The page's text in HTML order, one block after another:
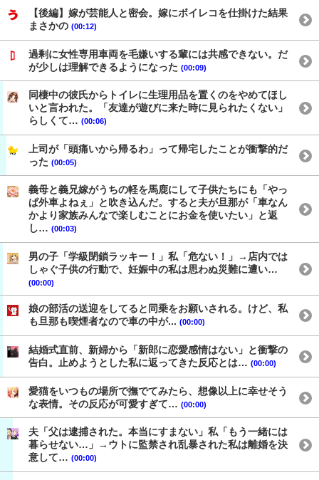
【後編】嫁が芸能人と密会。嫁にボイレコを仕掛けた結果
まさかの (00:12)
過剰に女性専用車両を毛嫌いする輩には共感できない。だ
が少しは理解できるようになった (00:09)
同棲中の彼氏からトイレに生理用品を置くのをやめてほし
いと言われた。「友達が遊びに来た時に見られたくない」
らしくて… (00:06)
上司が「頭痛いから帰るわ」って帰宅したことが衝撃的だ
った (00:05)
義母と義兄嫁がうちの軽を馬鹿にして子供たちにも「やっ
ぱ外車よねぇ」と吹き込んだ。すると夫が旦那が「車なん
かより家族みんなで楽しむことにお金を使いたい」と返
し… (00:03)
男の子「学級閉鎖ラッキー！」私「危ない！」→店内では
しゃぐ子供の行動で、妊娠中の私は思わぬ災難に遭い…
(00:00)
娘の部活の送迎をしてると同乗をお願いされる。けど、私
も旦那も喫煙者なので車の中が... (00:00)
結婚式直前、新婦から「新郎に恋愛感情はない」と衝撃の
告白。止めようとした私に返ってきた反応とは… (00:00)
愛猫をいつもの場所で撫でてみたら、想像以上に幸せそう
な表情。その反応が可愛すぎて… (00:00)
夫「父は逮捕された。本当にすまない」私「もう一緒には
暮らせない…」→ウトに監禁され乱暴された私は離婚を決
意して… (00:00)